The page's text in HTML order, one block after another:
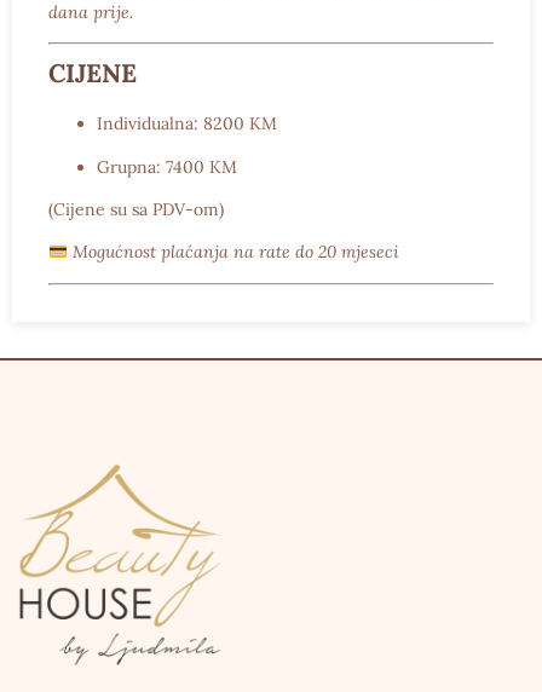
dana prije.
CIJENE
Individualna: 8200 KM
Grupna: 7400 KM
(Cijene su sa PDV-om)
Mogućnost plaćanja na rate do 20 mjeseci